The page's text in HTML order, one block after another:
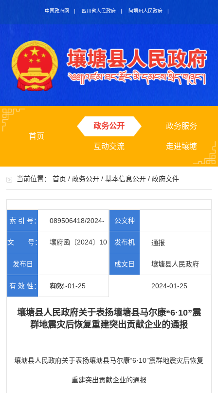
中国政府网 | 四川省人民政府 | 阿坝州人民政府 |
首页
政务公开 政务服务
互动交流 走进壤塘
当前位置：首页 /政务公开 /基本信息公开 /政府文件
索 引 号： 089506418/2024-
00415
公文种
类： 通报
文 号： 壤府函〔2024〕10
号
发布机
构： 壤塘县人民政府
发布日
期： 2024-01-25
成文日
2024-01-25
有 效 性： 有效
壤塘县人民政府关于表扬壤塘县马尔康“6·10”震
群地震灾后恢复重建突出贡献企业的通报
壤塘县人民政府关于表扬壤塘县马尔康“6·10”震群地震灾后恢复
重建突出贡献企业的通报